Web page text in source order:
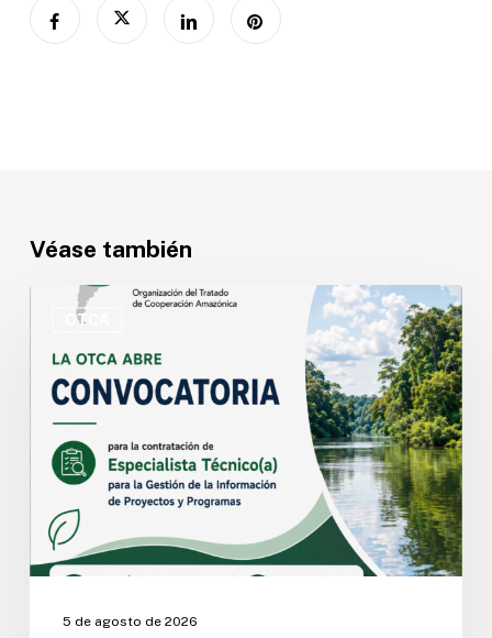
Véase también
OTCA
para
Especialista
Gestión
Información
de
5 de agosto de 2026